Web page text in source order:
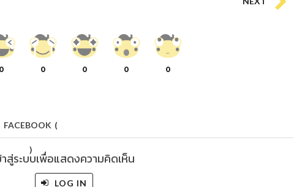
0 0 0 0 0
FACEBOOK (
)
าสู่ระบบเพื่อแสดงความคิดเห็น
LOG IN